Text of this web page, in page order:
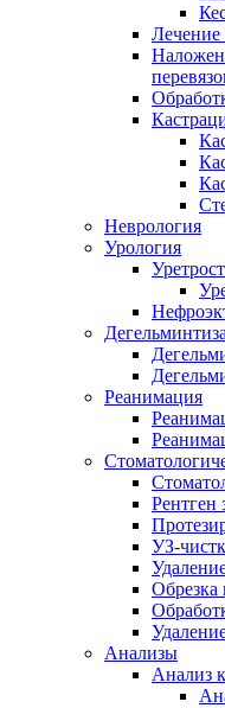
Лечение
Неврология
Урология
Реанимация
Рентген
УЗ-
Обрезка
Анализы
Анализ